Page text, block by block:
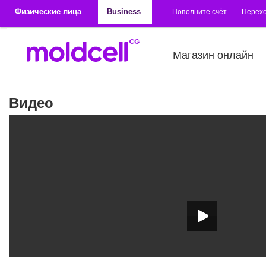
Физические лица
Business Пополните счёт
Магазин онлайн
Видео